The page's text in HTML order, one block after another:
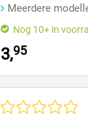
Meerdere
Nog 10+ in
3,95